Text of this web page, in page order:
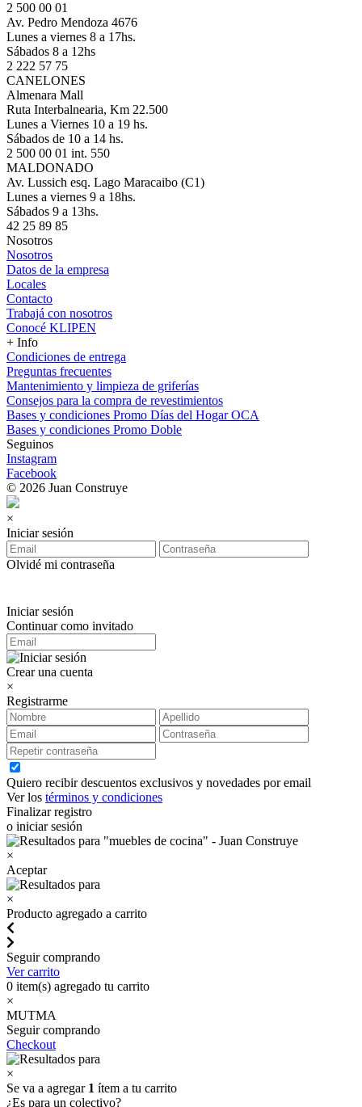
2 500 00 01
Av. Pedro Mendoza 4676
Lunes a viernes 8 a 17hs.
Sábados 8 a 12hs
2 222 57 75
CANELONES
Almenara Mall
Ruta Interbalnearia, Km 22.500
Lunes a Viernes 10 a 19 hs.
Sábados de 10 a 14 hs.
2 500 00 01 int. 550
MALDONADO
Av. Lussich esq. Lago Maracaibo (C1)
Lunes a viernes 9 a 18hs.
Sábados 9 a 13hs.
42 25 89 85
Nosotros
Nosotros
Datos de la empresa
Locales
Contacto
Trabajá con nosotros
Conocé KLIPEN
+ Info
Condiciones de entrega
Preguntas frecuentes
Mantenimiento y limpieza de griferías
Consejos para la compra de revestimientos
Bases y condiciones Promo Días del Hogar OCA
Bases y condiciones Promo Doble
Seguinos
Instagram
Facebook
© 2026 Juan Construye
×
Iniciar sesión
Olvidé mi contraseña
Iniciar sesión
Continuar como invitado
Crear una cuenta
×
Registrarme
Quiero recibir descuentos exclusivos y novedades por email
Ver los términos y condiciones
Finalizar registro
o iniciar sesión
×
Aceptar
×
Producto agregado a carrito
Seguir comprando
Ver carrito
0 item(s) agregado tu carrito
×
MUTMA
Seguir comprando
Checkout
×
Se va a agregar 1 ítem a tu carrito
¿Es para un colectivo?